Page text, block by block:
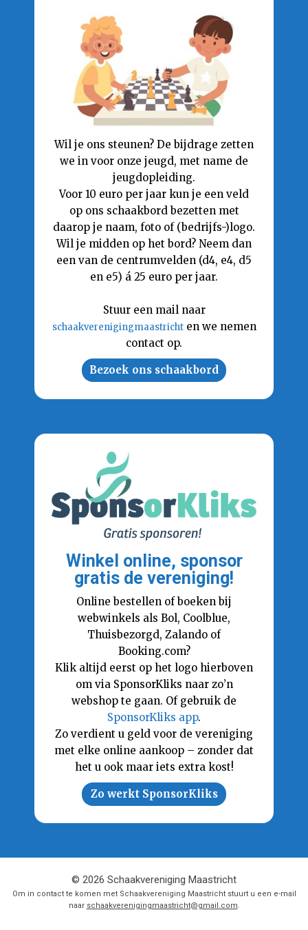
Wil je ons steunen? De bijdrage zetten
we in voor onze jeugd, met name de
jeugdopleiding.
Voor 10 euro per jaar kun je een veld
op ons schaakbord bezetten met
daarop je naam, foto of (bedrijfs-)logo.
Wil je midden op het bord? Neem dan
een van de centrumvelden (d4, e4, d5
en e5) á 25 euro per jaar.
Stuur een mail naar
schaakverenigingmaastrichten we nemen
contact op.
Bezoek ons schaakbord
Winkel online, sponsor
gratis de vereniging!
Online bestellen of boeken bij
webwinkels als Bol, Coolblue,
Thuisbezorgd, Zalando of
Booking.com?
Klik altijd eerst op het logo hierboven
om via SponsorKliks naar zo’n
webshop te gaan. Of gebruik de
SponsorKliks app.
Zo verdient u geld voor de vereniging
met elke online aankoop – zonder dat
het u ook maar iets extra kost!
Zo werkt SponsorKliks
© 2026 Schaakvereniging Maastricht
Om in contact te komen met Schaakvereniging Maastricht stuurt u een e-mail
naar schaakverenigingmaastricht@gmail.com.